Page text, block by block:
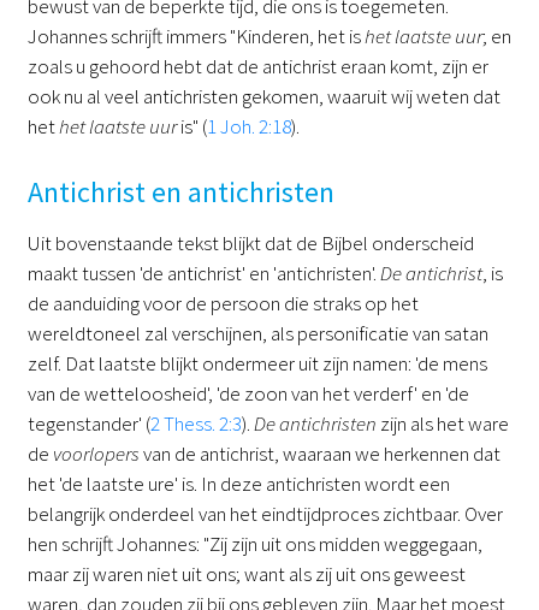
bewust van de beperkte tijd, die ons is toegemeten.
Johannes schrijft immers "Kinderen, het ishet laatste uur; en
zoals u gehoord hebt dat de antichrist eraan komt, zijn er
ook nu al veel antichristen gekomen, waaruit wij weten dat
hethet laatste uuris" (1 Joh. 2:18).
Antichrist en antichristen
Uit bovenstaande tekst blijkt dat de Bijbel onderscheid
maakt tussen 'de antichrist' en 'antichristen'.De antichrist, is
de aanduiding voor de persoon die straks op het
wereldtoneel zal verschijnen, als personificatie van satan
zelf. Dat laatste blijkt ondermeer uit zijn namen: 'de mens
van de wetteloosheid', 'de zoon van het verderf' en 'de
tegenstander' (2 Thess. 2:3).De antichristen zijn als het ware
de voorlopersvan de antichrist, waaraan we herkennen dat
het 'de laatste ure' is. In deze antichristen wordt een
belangrijk onderdeel van het eindtijdproces zichtbaar. Over
hen schrijft Johannes: "Zij zijn uit ons midden weggegaan,
maar zij waren niet uit ons; want als zij uit ons geweest
waren, dan zouden zij bij ons gebleven zijn. Maar het moest